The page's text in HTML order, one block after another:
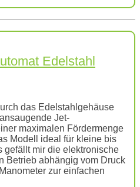
Edelstahl
das Edelstahlgehäuse
Jet-
maximalen Fördermenge
Modell ideal für kleine bis
gefällt mir die elektronische
Betrieb abhängig vom Druck
zur einfachen